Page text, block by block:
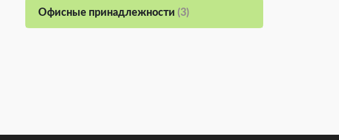
Офисные принадлежности (3)